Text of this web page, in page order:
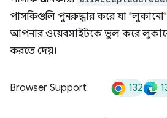
পাসকিগুলি পুনরুদ্ধার করে যা "লুকানো"
আপনার ওয়েবসাইটকে ভুল করে
করতে দেয়।
Browser Support 132